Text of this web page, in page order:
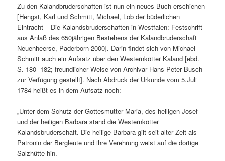
Zu den Kalandbruderschaften ist nun ein neues Buch erschienen
[Hengst, Karl und Schmitt, Michael, Lob der büderlichen
Eintracht – Die Kalandsbruderschaften in Westfalen: Festschrift
aus Anlaß des 650jährigen Bestehens der Kalandbruderschaft
Neuenheerse, Paderborn 2000]. Darin findet sich von Michael
Schmitt auch ein Aufsatz über den Westernkötter Kaland [ebd.
S. 180- 182; freundlicher Weise von Archivar Hans-Peter Busch
zur Verfügung gestellt]. Nach Abdruck der Urkunde vom 5.Juli
1784 heißt es in dem Aufsatz noch:
„Unter dem Schutz der Gottesmutter Maria, des heiligen Josef
und der heiligen Barbara stand die Westernkötter
Kalandsbruderschaft. Die heilige Barbara gilt seit alter Zeit als
Patronin der Bergleute und ihre Verehrung weist auf die dortige
Salzhütte hin.